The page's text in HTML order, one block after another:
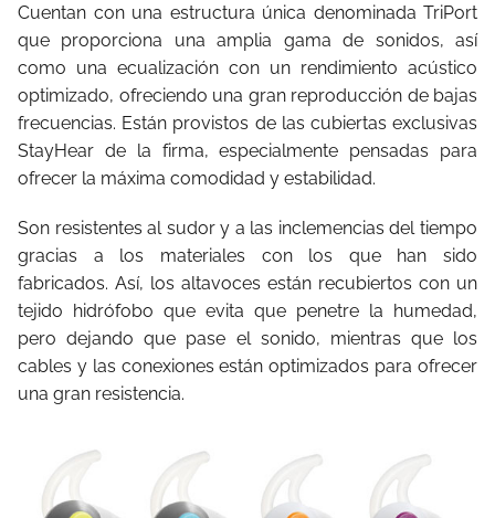
Cuentan con una estructura única denominada TriPort
que proporciona una amplia gama de sonidos, así
como una ecualización con un rendimiento acústico
optimizado, ofreciendo una gran reproducción de bajas
frecuencias. Están provistos de las cubiertas exclusivas
StayHear de la firma, especialmente pensadas para
ofrecer la máxima comodidad y estabilidad.
Son resistentes al sudor y a las inclemencias del tiempo
gracias a los materiales con los que han sido
fabricados. Así, los altavoces están recubiertos con un
tejido hidrófobo que evita que penetre la humedad,
pero dejando que pase el sonido, mientras que los
cables y las conexiones están optimizados para ofrecer
una gran resistencia.